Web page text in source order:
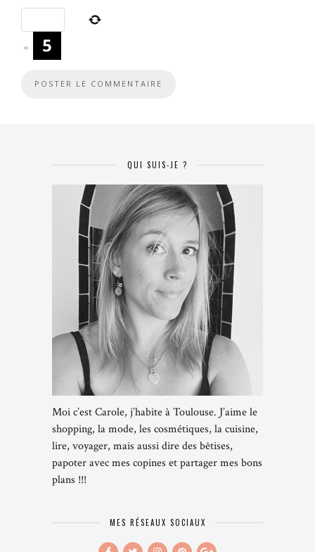
=
QUI SUIS-JE ?
Moi c’est Carole, j’habite à Toulouse. J’aime le
shopping, la mode, les cosmétiques, la cuisine,
lire, voyager, mais aussi dire des bêtises,
papoter avec mes copines et partager mes bons
plans !!!
MES RÉSEAUX SOCIAUX